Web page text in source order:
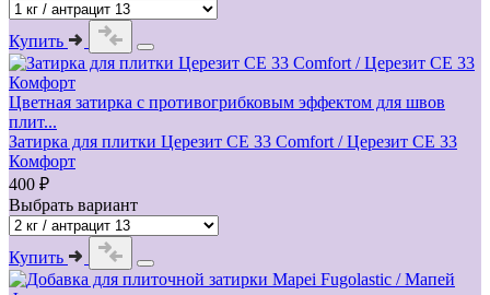
Купить
Цветная затирка с противогрибковым эффектом для швов
плит...
Затирка для плитки Церезит СЕ 33 Comfort / Церезит СЕ 33
Комфорт
400 ₽
Выбрать вариант
Купить